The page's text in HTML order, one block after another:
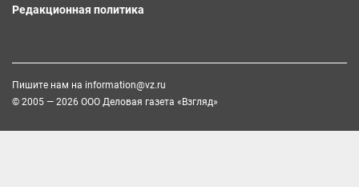
Редакционная политика
Пишите нам на information@vz.ru
© 2005 — 2026 ООО Деловая газета «Взгляд»